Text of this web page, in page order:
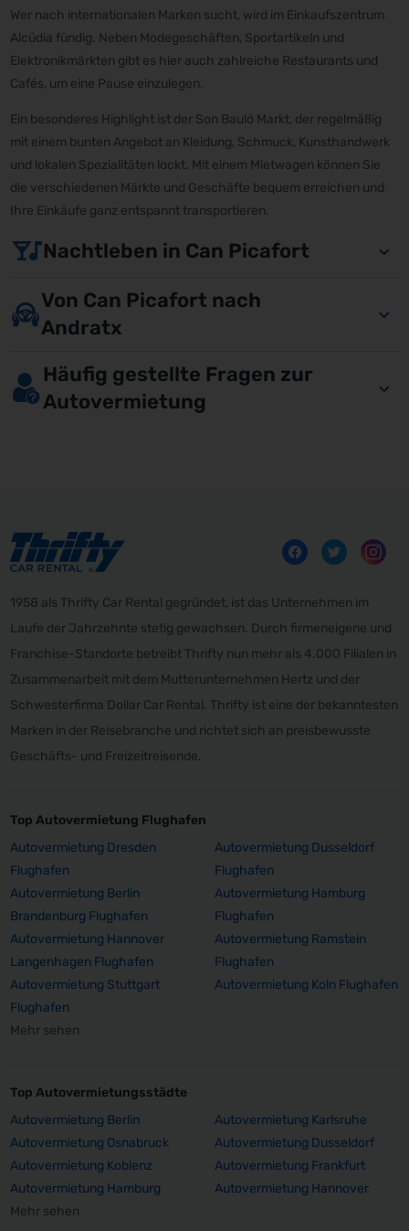
Wer nach internationalen Marken sucht, wird im Einkaufszentrum
Alcúdia fündig. Neben Modegeschäften, Sportartikeln und
Elektronikmärkten gibt es hier auch zahlreiche Restaurants und
Cafés, um eine Pause einzulegen.
Ein besonderes Highlight ist der Son Bauló Markt, der regelmäßig
mit einem bunten Angebot an Kleidung, Schmuck, Kunsthandwerk
und lokalen Spezialitäten lockt. Mit einem Mietwagen können Sie
die verschiedenen Märkte und Geschäfte bequem erreichen und
Ihre Einkäufe ganz entspannt transportieren.
Nachtleben in Can Picafort
Von Can Picafort nach
Andratx
Häufig gestellte Fragen zur
Autovermietung
1958 als Thrifty Car Rental gegründet, ist das Unternehmen im
Laufe der Jahrzehnte stetig gewachsen. Durch firmeneigene und
Franchise-Standorte betreibt Thrifty nun mehr als 4.000 Filialen in
Zusammenarbeit mit dem Mutterunternehmen Hertz und der
Schwesterfirma Dollar Car Rental. Thrifty ist eine der bekanntesten
Marken in der Reisebranche und richtet sich an preisbewusste
Geschäfts- und Freizeitreisende.
Top Autovermietung Flughafen
Autovermietung Dresden
Flughafen
Autovermietung Dusseldorf
Flughafen
Autovermietung Berlin
Brandenburg Flughafen
Autovermietung Hamburg
Flughafen
Autovermietung Hannover
Langenhagen Flughafen
Autovermietung Ramstein
Flughafen
Autovermietung Stuttgart
Flughafen
Autovermietung Koln Flughafen
Mehr sehen
Top Autovermietungsstädte
Autovermietung Berlin
Autovermietung Karlsruhe
Autovermietung Osnabruck
Autovermietung Dusseldorf
Autovermietung Koblenz
Autovermietung Frankfurt
Autovermietung Hamburg
Autovermietung Hannover
Mehr sehen